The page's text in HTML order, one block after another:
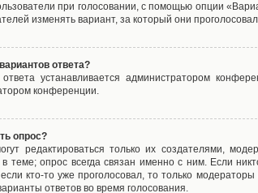
при голосовании, с помощью опции
изменять вариант, за который они
ответа?
ответа устанавливается администратором
конференции.
опрос?
редактироваться только их создателями,
теме; опрос всегда связан именно с ним. Если
кто-то уже проголосовал, то только
ответов во время голосования.